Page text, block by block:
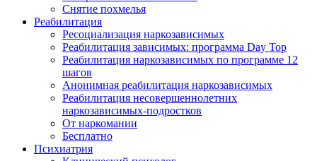
Снятие похмелья
Реабилитация
Ресоциализация наркозависимых
Реабилитация зависимых: программа Day Top
Реабилитация наркозависимых по программе 12
шагов
Анонимная реабилитация наркозависимых
Реабилитация несовершеннолетних
наркозависимых-подростков
От наркомании
Бесплатно
Психиатрия